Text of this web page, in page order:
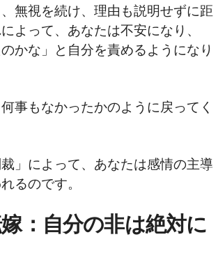
無視を続け、理由も説明せずに距
よって、あなたは不安になり、
のかな」と自分を責めるようになり
事もなかったかのように戻ってく
」によって、あなたは感情の主導
るのです。
：自分の非は絶対に